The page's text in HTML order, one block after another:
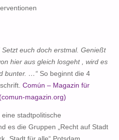
Setzt euch doch erstmal. Genießt
hier aus gleich losgeht , wird es
bunter. …“So beginnt die 4
Común – Magazin für
magazin.org)
stadtpolitische
es die Gruppen „Recht auf Stadt